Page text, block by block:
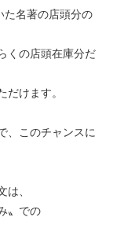
名著の店頭分の
くの店頭在庫分だ
けます。
、このチャンスに
、
〟での